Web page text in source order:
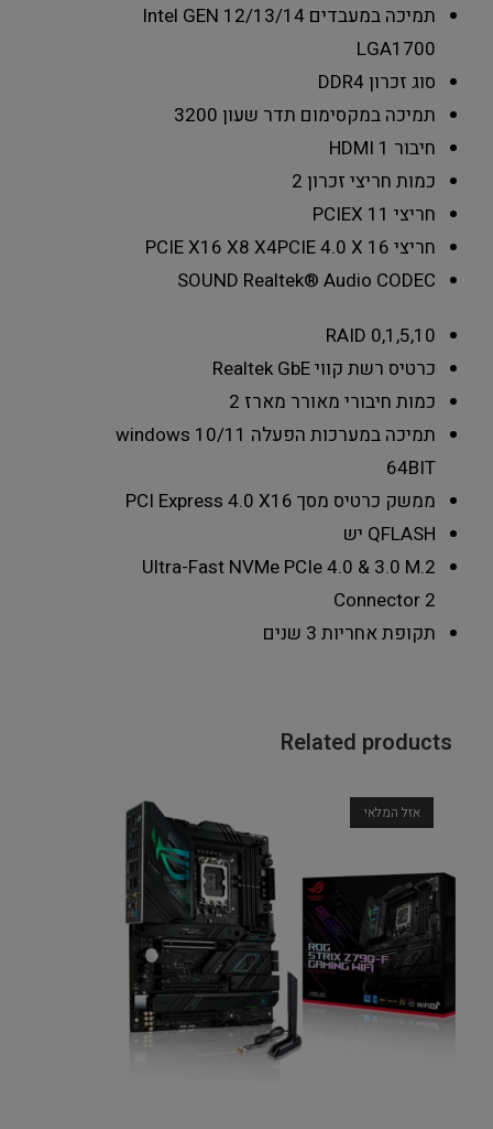
תמיכה במעבדיםIntel GEN 12/13/14
LGA1700
סוג זכרוןDDR4
תמיכה במקסימום תדר שעון 3200
חיבור HDMI 1
כמות חריצי זכרון 2
חריצי PCIEX 1 1
חריצי PCIE X16 X8 X4 PCIE 4.0 X 16
SOUND Realtek® Audio CODEC
RAID 0,1,5,10
כרטיס רשת קוויRealtek GbE
כמות חיבורי מאורר מארז 2
תמיכה במערכות הפעלה windows 10/11
64BIT
ממשק כרטיס מסך PCI Express 4.0 X16
QFLASH יש
Ultra-Fast NVMe PCIe 4.0 & 3.0 M.2
Connector 2
תקופת אחריות 3 שנים
Related products
אזל המלאי